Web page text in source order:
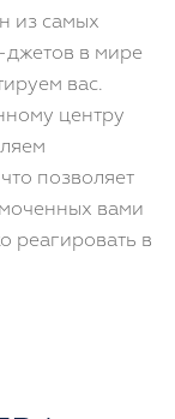
из самых
джетов в мире
вас.
центру
позволяет
вами
реагировать в